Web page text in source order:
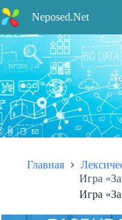
Перейти
к
сути
Neposed.Net
Главная
Игра
Игра